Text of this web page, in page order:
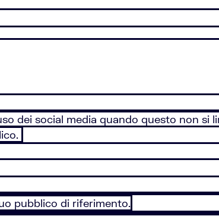
dei social media quando questo non si
pubblico di riferimento.